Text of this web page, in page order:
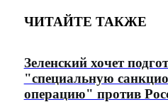
ЧИТАЙТЕ ТАКЖЕ
Зеленский хочет
"специальную
операцию" против